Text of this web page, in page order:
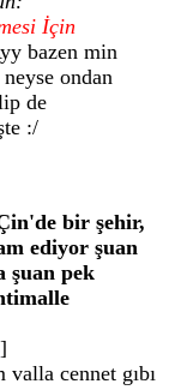
İçin
bazen min
ondan
de
:/
bir şehir,
ediyor şuan
şuan pek
]
valla cennet gıbı